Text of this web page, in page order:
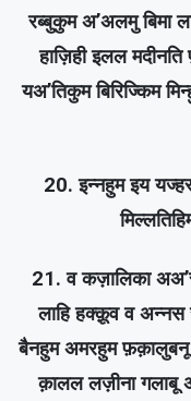
रब्बुकुम अ’अलमु बिमा
हाज़िही इलल
यअ’तिकुम बिरिज्किम
20. इन्नहुम इय
21. व कज़ालिका
लाहि हक्क़ूव व अन्नस
बैनहुम अमरहुम फ़क़ालुबनू
क़ालल लज़ीना गलाबू